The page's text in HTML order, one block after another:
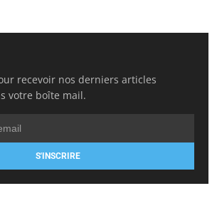
recevoir nos derniers articles
votre boîte mail.
S'INSCRIRE